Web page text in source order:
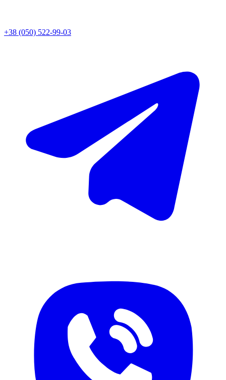
+38 (050) 522-99-03